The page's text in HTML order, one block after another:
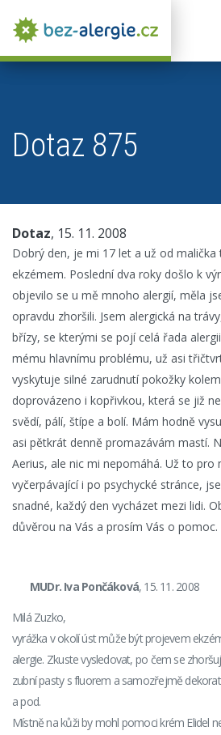
Dotaz 875
Dotaz, 15. 11. 2008
Dobrý den, je mi 17 let a už od
ekzémem. Poslední dva roky došlo k
objevilo se u mě mnoho alergií, měla
opravdu zhoršili. Jsem alergická na
břízy, se kterými se pojí celá řada
mému hlavnímu problému, už asi
vyskytuje silné zarudnutí pokožky
doprovázeno i kopřivkou, která se již
svědí, pálí, štípe a bolí. Mám hodně
asi pětkrát denně promazávám mastí.
Aerius, ale nic mi nepomáhá. Už to pro
vyčerpávající i po psychycké stránce,
snadné, každý den vycházet mezi lidi.
důvěrou na Vás a prosím Vás o pomoc.
MUDr. Iva Pončáková, 15. 11. 2008
Milá Zuzko,
vyrážka v okolí úst může být projevem
alergie. Zkuste vysledovat, po čem se
zubní pasty s fluorem a samozřejmě
a pod.
Místně na kůži by mohl pomoci krém Elidel